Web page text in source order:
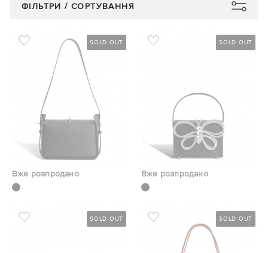
ФІЛЬТРИ / СОРТУВАННЯ
SOLD OUT
Вже розпродано
SOLD OUT
Вже розпродано
SOLD OUT SOLD OUT